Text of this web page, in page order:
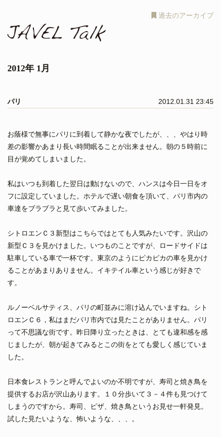
過去のアーカイブ
2012年 1月
パリ 2012.01.31 23:45
お蔭様で無事にパリに到着して静かな夜でしたが、、、やはり時
差の影響かあまり長い時間眠ることが出来ません。朝の５時前に
目が覚めてしまいました。
私はいつも到着した翌日は動けないので、ハンスは今日一日をオ
フに設定していました。ホテルで遅い朝食を頂いて、パリ市内の
車達をブラブラと見て歩いてみました。
シトロエンＣ３新型はこちらではとても人気みたいです。沢山の
新型Ｃ３を見かけました。いつものことですが、ロードサイドは
駐車している車で一杯です。東京のようにピカピカの車を見かけ
ることがあまりありません。イキテイル車という感じが好きで
す。
ルノーベルサティス、パリの町並みに溶け込んでいますね。シト
ロエンＣ６，私はまだパリ市内では見たことがありません。パリ
って不思議な街です。昨日降り立ったときは、とても違和感を感
じましたが、朝が起きてみるとこの街をとても愛しく感じていま
した。
日本食レストランと呼んでよいのか不明ですが、寿司と焼き鳥を
提供するお店が沢山あります。１０分歩いて３－４件も見つけて
しまうのですから。寿司、ピザ、焼き鳥というお見せ一軒発見。
試した見たいような、怖いような、、、。